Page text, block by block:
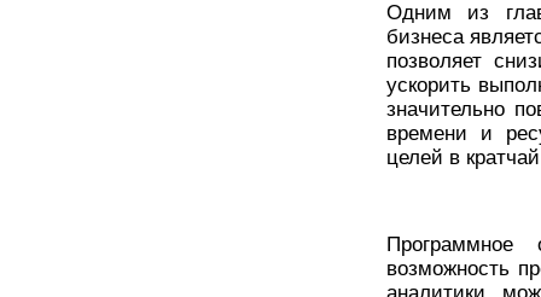
Одним из
бизнеса
позволяет
ускорить
значительно
времени и
целей в
Программное
возможность